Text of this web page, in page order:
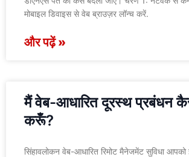
मोबाइल डिवाइस से वेब ब्राउज़र लॉन्च करें.
और पढ़ें »
मैं वेब-आधारित दूरस्थ प्रबंधन
करूँ?
सिंहावलोकन वेब-आधारित रिमोट मैनेजमेंट सुविधा